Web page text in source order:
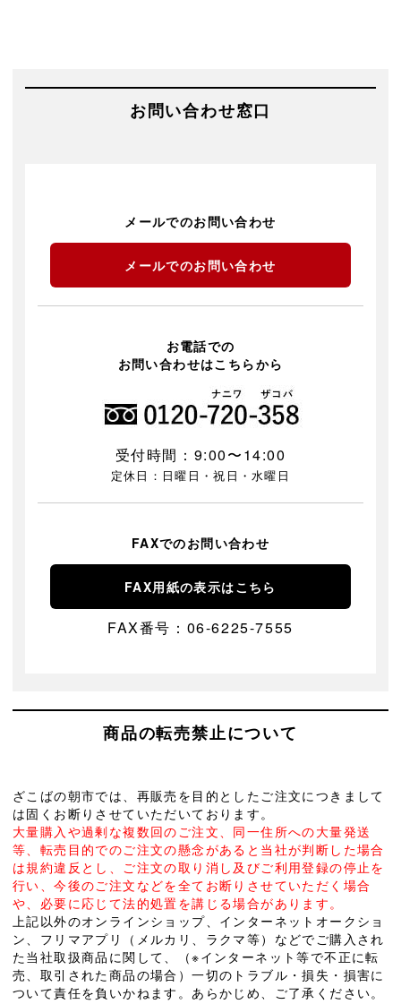
お問い合わせ窓口
メールでのお問い合わせ
メールでのお問い合わせ
お電話での
お問い合わせはこちらから
受付時間：9:00〜14:00
定休日：日曜日・祝日・水曜日
FAXでのお問い合わせ
FAX用紙の表示はこちら
FAX番号：06-6225-7555
商品の転売禁止について
ざこばの朝市では、再販売を目的としたご注文につきまして
は固くお断りさせていただいております。
大量購入や過剰な複数回のご注文、同一住所への大量発送
等、転売目的でのご注文の懸念があると当社が判断した場合
は規約違反とし、ご注文の取り消し及びご利用登録の停止を
行い、今後のご注文などを全てお断りさせていただく場合
や、必要に応じて法的処置を講じる場合があります。
上記以外のオンラインショップ、インターネットオークショ
ン、フリマアプリ（メルカリ、ラクマ等）などでご購入され
た当社取扱商品に関して、（※インターネット等で不正に転
売、取引された商品の場合）一切のトラブル・損失・損害に
ついて責任を負いかねます。あらかじめ、ご了承ください。